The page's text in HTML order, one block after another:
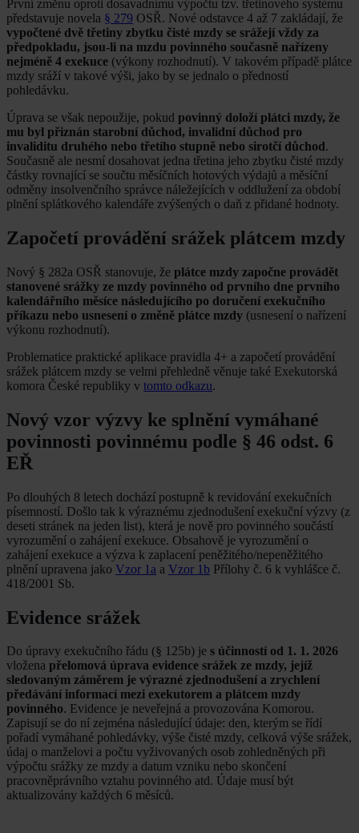
První změnu oproti dosavadnímu výpočtu tzv. třetinového systému
představuje novela § 279 OSŘ. Nové odstavce 4 až 7 zakládají, že
vypočtené dvě třetiny zbytku čisté mzdy se srážejí vždy za
předpokladu, jsou-li na mzdu povinného současně nařízeny
nejméně 4 exekuce (výkony rozhodnutí). V takovém případě plátce
mzdy sráží v takové výši, jako by se jednalo o předností
pohledávku.
Úprava se však nepoužije, pokud povinný doloží plátci mzdy, že
mu byl přiznán starobní důchod, invalidní důchod pro
invaliditu druhého nebo třetího stupně nebo sirotčí důchod.
Současně ale nesmí dosahovat jedna třetina jeho zbytku čisté mzdy
částky rovnající se součtu měsíčních hotových výdajů a měsíční
odměny insolvenčního správce náležejících v oddlužení za období
plnění splátkového kalendáře zvýšených o daň z přidané hodnoty.
Započetí provádění srážek plátcem mzdy
Nový § 282a OSŘ stanovuje, že plátce mzdy započne provádět
stanovené srážky ze mzdy povinného od prvního dne prvního
kalendářního měsíce následujícího po doručení exekučního
příkazu nebo usnesení o změně plátce mzdy (usnesení o nařízení
výkonu rozhodnutí).
Problematice praktické aplikace pravidla 4+ a započetí provádění
srážek plátcem mzdy se velmi přehledně věnuje také Exekutorská
komora České republiky v tomto odkazu.
Nový vzor výzvy ke splnění vymáhané
povinnosti povinnému podle § 46 odst. 6
EŘ
Po dlouhých 8 letech dochází postupně k revidování exekučních
písemností. Došlo tak k výraznému zjednodušení exekuční výzvy (z
deseti stránek na jeden list), která je nově pro povinného součástí
vyrozumění o zahájení exekuce. Obsahově je vyrozumění o
zahájení exekuce a výzva k zaplacení peněžitého/nepeněžitého
plnění upravena jako Vzor 1a a Vzor 1b Přílohy č. 6 k vyhlášce č.
418/2001 Sb.
Evidence srážek
Do úpravy exekučního řádu (§ 125b) je s účinností od 1. 1. 2026
vložena přelomová úprava evidence srážek ze mzdy, jejíž
sledovaným záměrem je výrazné zjednodušení a zrychlení
předávání informací mezi exekutorem a plátcem mzdy
povinného. Evidence je neveřejná a provozována Komorou.
Zapisují se do ní zejména následující údaje: den, kterým se řídí
pořadí vymáhané pohledávky, výše čisté mzdy, celková výše srážek,
údaj o manželovi a počtu vyživovaných osob zohledněných při
výpočtu srážky ze mzdy a datum vzniku nebo skončení
pracovněprávního vztahu povinného atd. Údaje musí být
aktualizovány každých 6 měsíců.